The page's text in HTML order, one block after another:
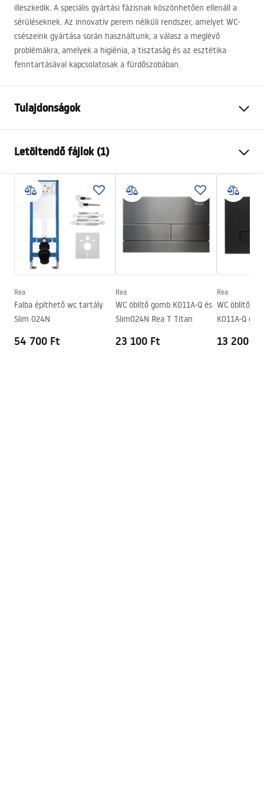
illeszkedik. A speciális gyártási fázisnak köszönhetően ellenáll a
sérüléseknek. Az innovatív perem nélküli rendszer, amelyet WC-
csészeink gyártása során használtunk, a válasz a meglévő
problémákra, amelyek a higiénia, a tisztaság és az esztétika
fenntartásával kapcsolatosak a fürdőszobában.
Tulajdonságok
Öblítőrendszer
Flushing)
Szín
Fehér, Fehér/Arany
Kerámia
Hosszúság
Szélesség
Rögzítőcsavarok távolsága
180mm
Ülőke tartozék
Igen, fehér
Letöltendő fájlok (1)
Telepítési utasítások
Rea
Falba építhető wc tartály
Slim 024N
54 700 Ft
Rea
WC öblítő gomb K011A-Q és
Slim024N Rea T Titan
23 100 Ft
Rea
WC öblítő
K011A-Q és
13 200 Ft